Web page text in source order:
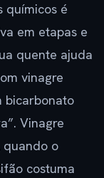
químicos é
em etapas e
quente ajuda
vinagre
bicarbonato
Vinagre
quando o
costuma